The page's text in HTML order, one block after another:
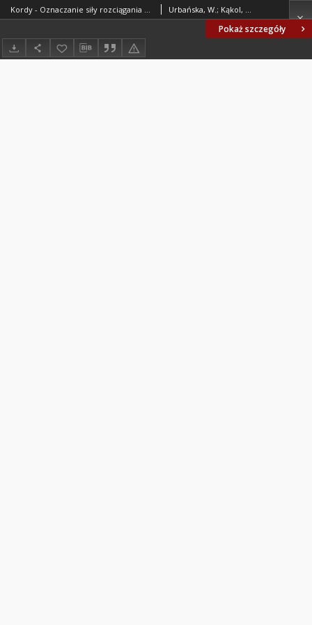
Pokaż szczegóły
Kordy - Oznaczanie siły rozciągania pojedynczej nitki kordu oponowego z paska BN-76/7559-05 Urbańska, W.; Kąkol, H.; Ośrodek Badawczo-Rozwojowy Przemysłu Oponiarskiego "Stomil", Poznań. Oprac.